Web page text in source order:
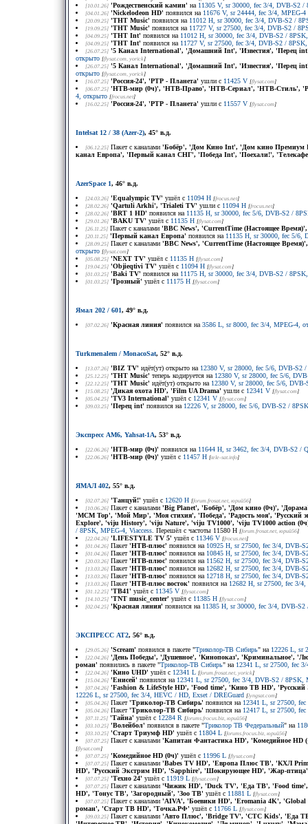
[10.01.26] 'Рождественский камин' на 11305 V, sr 30000, fec 3/4, DVB-S2 /
[04.01.26] 'Nickelodeon HD' появился на 11676 V, sr 24444, fec 3/4, MPEG-
[20.09.25] 'ТНТ Music' появился на 11012 H, sr 30000, fec 3/4, DVB-S2 /
[19.09.25] 'ТНТ Music' появился на 11727 V, sr 27500, fec 3/4, DVB-S2 /
[04.09.25] 'ТНТ Int' появился на 11012 H, sr 30000, fec 3/4, DVB-S2 /
[04.09.25] 'ТНТ Int' появился на 11727 V, sr 27500, fec 3/4, DVB-S2 /
[26.07.25] '5 Канал International', 'Домашний Int', 'Известия', 'Перец
открыто [flysat.com, yorick]
[26.07.25] '5 Канал International', 'Домашний Int', 'Известия', 'Перец
открыто [flysat.com, yorick]
[16.07.25] 'Россия-24', 'РТР - Планета' ушли с 11425 V [flysat.com]
[06.07.25] 'НТВ-мир (0ч)', 'НТВ-Право', 'НТВ-Сериал', 'НТВ-Стиль',
4, открыто [frocus.net]
[16.02.25] 'Россия-24', 'РТР - Планета' ушли с 11557 V [flysat.com]
Intelsat 12 / 38 (Azer-2), 45° в.д.
[06.12.25] Пакет с каналами 'Бобёр', 'Дом Кино Int', 'Дом кино Премиум
канал Европа', 'Первый канал СНГ', 'Победа Int', 'Поехали!',
AzerSpace 1, 46° в.д.
[24.03.26] 'Equalympic TV' ушёл с 11094 H [frocus.net]
[28.02.26] 'Qartuli Arkhi', 'Trialeti TV' ушли с 11094 H [frocus.net]
[28.02.26] 'BRT 1 HD' появился на 11135 H, sr 30000, fec 5/6, DVB-S2 /
[29.01.26] 'BAKU TV' ушёл с 11135 H [flysat.com]
[26.11.25] Пакет с каналами 'BBC News', 'CurrentTime (Настоящее
[20.11.25] 'Первый канал Европа' появился на 11135 H, sr 30000, fec 5/6,
[28.09.25] Пакет с каналами 'BBC News', 'CurrentTime (Настоящее
открыто [flysat.com]
[05.08.25] 'NEXT TV' ушёл с 11135 H [flysat.com]
[19.04.25] 'Objieqtivi TV' ушёл с 11094 H [flysat.com]
[01.03.25] 'Baki TV' появился на 11175 H, sr 30000, fec 3/4, DVB-S2 /
[01.03.25] 'Грозный' ушёл с 11175 H [flysat.com]
Ямал 202 / 601, 49° в.д.
[07.02.26] 'Красная линия' появился на 3586 L, sr 8000, fec 3/4, MPEG-4,
Turkmenalem / MonacoSat, 52° в.д.
[13.07.26] 'BIZ TV' идёт(ут) открыто на 12380 V, sr 28000, fec 5/6, DVB-S2
[25.12.25] 'ТНТ Music' теперь кодируется на 12380 V, sr 28000, fec 5/6,
[22.12.25] 'ТНТ Music' идёт(ут) открыто на 12380 V, sr 28000, fec 5/6,
[15.08.25] 'Дикая охота HD', 'Film UA Drama' ушли с 12341 V [flysat.com]
[05.04.25] 'TV3 International' ушёл с 12341 V [flysat.com]
[09.03.25] 'Перец int' появился на 12226 V, sr 28000, fec 5/6, DVB-S2 /
Экспресс AM6, Yahsat-1A, 53° в.д.
[22.06.26] 'НТВ-мир (0ч)' появился на 11644 H, sr 3462, fec 3/4, DVB-S2 /
[22.06.26] 'НТВ-мир (0ч)' ушёл с 11457 H [tele-sat.info]
ЯМАЛ 402, 55° в.д.
[02.07.26] 'Танцуй!' ушёл с 12620 H [forum.frosat.net, юрий56]
[10.06.26] Пакет с каналами 'Big Planet', 'Бобёр', 'Дом кино (0ч)',
'MCM Top', 'Мой Мир', 'Моя стихия', 'Победа', 'Радость моя', 'Русский
Explore', 'viju History', 'viju Nature', 'viju TV1000', 'viju TV1000 action
/ 8PSK, MPEG-4, Viaccess . Перешёл с частоты 11580 H [forum.frosat.net, юрий56]
[22.04.26] 'LIFESTYLE TV 5' ушёл с 11346 V [frocus.net]
[01.04.26] Пакет'НТВ-плюс' появился на 10925 H, sr 27500, fec 3/4, DVB-
[01.04.26] Пакет'НТВ-плюс' появился на 10845 H, sr 27500, fec 3/4, DVB-
[20.03.26] Пакет'НТВ-плюс' появился на 11562 H, sr 27500, fec 3/4, DVB-
[13.03.26] Пакет'НТВ-плюс' появился на 12682 H, sr 27500, fec 3/4, DVB-
[13.03.26] Пакет'НТВ-плюс' появился на 12718 H, sr 27500, fec 3/4, DVB-
[13.03.26] Пакет'НТВ-плюс восток' появился на 12682 H, sr 27500, fec 3/
[01.12.25] 'ТВ41' ушёл с 11345 V [flysat.com]
[14.10.25] 'TNT music_center' ушёл с 11385 H [flysat.com]
[02.04.25] 'Красная линия' появился на 11385 H, sr 30000, fec 3/4, DVB-
ЭКСПРЕСС АТ2, 56° в.д.
[29.05.26] 'Scream' появился в пакете "Триколор-ТВ Сибирь" на 12226 L, sr
[22.04.26] 'День Победы', 'Душевное', 'Кинопоказ', 'Криминальное',
роман' появились в пакете "Триколор-ТВ Сибирь" на 12341 L, sr 27500, fec
[22.04.26] 'Кино UHD' ушёл с 12341 L [forum.frosat.net, yorick]
[15.04.26] 'Енисей' появился на 12341 L, sr 27500, fec 3/4, DVB-S2 / 8PSK,
[07.04.26] 'Fashion & LifeStyle HD', 'Food time', 'Кино ТВ HD',
12226 L, sr 27500, fec 3/4, HEVC / HD, Exset / DREGuard [lyngsat.com]
[05.04.26] Пакет'Триколор-ТВ Сибирь' появился на 12341 L, sr 27500,
[05.04.26] Пакет'Триколор-ТВ Сибирь' появился на 12417 L, sr 27500,
[07.11.25] 'Тайна' ушёл с 12284 R [forums.frocus.biz, юрий56]
[03.10.25] 'Волейбол' появился в пакете "Триколор ТВ Федеральный" на
[03.10.25] 'Старт Триумф HD' ушёл с 11804 L [forums.frocus.biz, юрий56]
[07.07.25] Пакет с каналами 'Капитан Фантастика HD', 'Комедийное
[flysat.com]
[07.07.25] 'Комедийное HD (0ч)' ушёл с 11996 L [flysat.com]
[07.07.25] Пакет с каналами 'Babes TV HD', 'Европа Плюс ТВ', 'КХЛ
HD', 'Русский Экстрим HD', 'Sapphire', 'Шокирующее HD', 'Жар-птица'
[07.07.25] 'Техно 24' ушёл с 11919 L [flysat.com]
[07.07.25] Пакет с каналами 'Чижик HD', 'Duck TV', 'Еда ТВ', 'Food
HD', 'Тонус ТВ', 'Загородный', 'Зоо ТВ' ушёл с 11881 L [flysat.com]
[07.07.25] Пакет с каналами 'AIVA', 'Боевики HD', 'Eromania 4K', 'Global
роман', 'Старт ТВ HD', 'Точка.РФ' ушёл с 11766 L [flysat.com]
[09.03.25] Пакет с каналами 'Авто Плюс', 'Bridge TV', 'CTC Kids', 'Еда